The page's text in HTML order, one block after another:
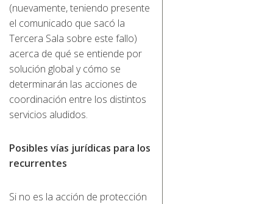
(nuevamente, teniendo presente
el comunicado que sacó la
Tercera Sala sobre este fallo)
acerca de qué se entiende por
solución global y cómo se
determinarán las acciones de
coordinación entre los distintos
servicios aludidos.
Posibles vías jurídicas para los
recurrentes
Si no es la acción de protección